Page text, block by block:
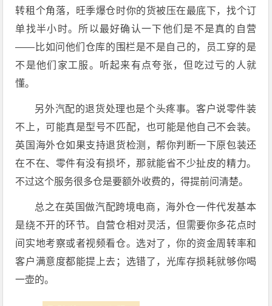
转租个角落，旺季爆仓时你的货被压在最底下，找个订
单找半小时。所以最好确认一下他们是不是真的自营
——比如问他们仓库的围栏是不是自己的，员工穿的是
不是他们家工服。听起来有点夸张，但吃过亏的人就
懂。
另外汽配的退货处理也是个头疼事。客户说零件装
不上，可能真是型号不匹配，也可能是他自己不会装。
英国海外仓如果支持退货检测，帮你判断一下原包装还
在不在、零件有没有损坏，那就能省不少扯皮的精力。
不过这个服务很多仓是要额外收费的，得提前问清楚。
总之在英国做汽配跨境电商，海外仓一件代发基本
是绕不开的环节。自营仓相对灵活，但需要你多花点时
间实地考察或者视频看仓。选对了，你的资金周转率和
客户满意度都能提上去；选错了，光库存损耗就够你喝
一壶的。